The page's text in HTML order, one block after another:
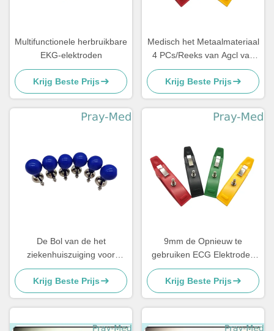
Multifunctionele herbruikbare
EKG-elektroden
Krijg Beste Prijs
Medisch het Metaalmateriaal
4 PCs/Reeks van Agcl van
Rang Opnieuw te gebruiken
ECG Elektroden
Krijg Beste Prijs
De Bol van de het
ziekenhuiszuiging voor
Volwassenen, de Elektroden
van de Metaalborst voor
Breuk/Klem
Krijg Beste Prijs
9mm de Opnieuw te
gebruiken ECG Elektroden
van de Lidmaatklem voor de
Machine0.4lb Gewicht van
ECG/van het
electrocardiogram
Krijg Beste Prijs